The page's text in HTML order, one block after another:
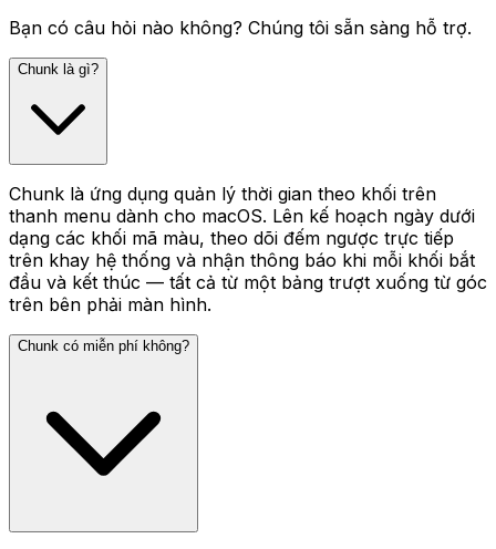
Bạn có câu hỏi nào không? Chúng tôi sẵn sàng hỗ trợ.
Chunk là gì?
Chunk là ứng dụng quản lý thời gian theo khối trên
thanh menu dành cho macOS. Lên kế hoạch ngày dưới
dạng các khối mã màu, theo dõi đếm ngược trực tiếp
trên khay hệ thống và nhận thông báo khi mỗi khối bắt
đầu và kết thúc — tất cả từ một bảng trượt xuống từ góc
trên bên phải màn hình.
Chunk có miễn phí không?